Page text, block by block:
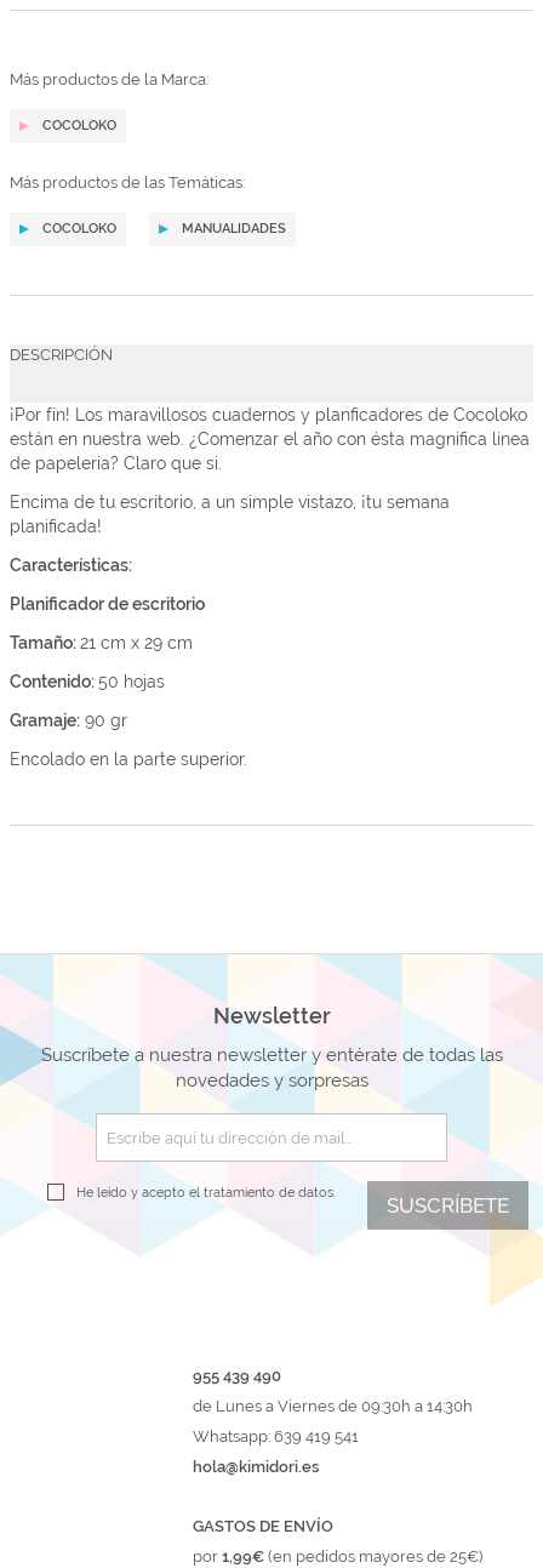
Más productos de la Marca:
COCOLOKO
Más productos de las Temáticas:
COCOLOKO MANUALIDADES
DESCRIPCIÓN
¡Por fín! Los maravillosos cuadernos y planficadores de Cocoloko
están en nuestra web. ¿Comenzar el año con ésta magnifica linea
de papeleria? Claro que si.
Encima de tu escritorio, a un simple vistazo, ¡tu semana
planificada!
Características:
Planificador de escritorio
Tamaño:21 cm x 29 cm
Contenido:50 hojas
Gramaje: 90 gr
Encolado en la parte superior.
Newsletter
Suscríbete a nuestra newsletter y entérate de todas las
novedades y sorpresas
SUSCRÍBETE
He leído y acepto el tratamiento de datos.
955 439 490
de Lunes a Viernes de 09:30h a 14:30h
Whatsapp: 639 419 541
hola@kimidori.es
GASTOS DE ENVÍO
por1,99€(en pedidos mayores de 25€)